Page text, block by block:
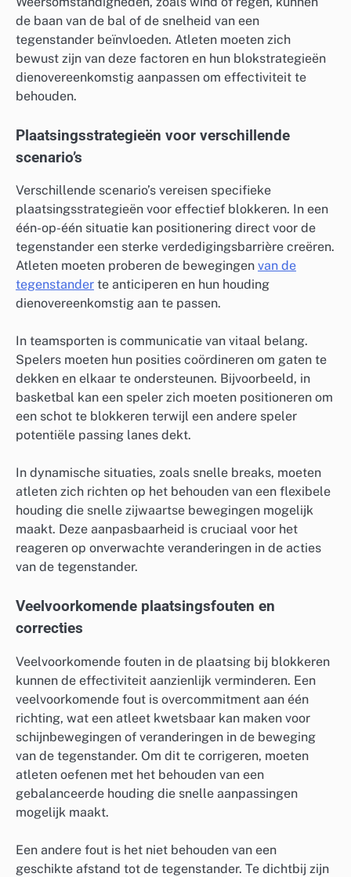
de baan van de bal of de snelheid van een
tegenstander beïnvloeden. Atleten moeten zich
bewust zijn van deze factoren en hun blokstrategieën
dienovereenkomstig aanpassen om effectiviteit te
behouden.
Plaatsingsstrategieën voor verschillende
scenario’s
Verschillende scenario’s vereisen specifieke
plaatsingsstrategieën voor effectief blokkeren. In een
één-op-één situatie kan positionering direct voor de
tegenstander een sterke verdedigingsbarrière creëren.
Atleten moeten proberen de bewegingen van de
tegenstander te anticiperen en hun houding
dienovereenkomstig aan te passen.
In teamsporten is communicatie van vitaal belang.
Spelers moeten hun posities coördineren om gaten te
dekken en elkaar te ondersteunen. Bijvoorbeeld, in
basketbal kan een speler zich moeten positioneren om
een schot te blokkeren terwijl een andere speler
potentiële passing lanes dekt.
In dynamische situaties, zoals snelle breaks, moeten
atleten zich richten op het behouden van een flexibele
houding die snelle zijwaartse bewegingen mogelijk
maakt. Deze aanpasbaarheid is cruciaal voor het
reageren op onverwachte veranderingen in de acties
van de tegenstander.
Veelvoorkomende plaatsingsfouten en
correcties
Veelvoorkomende fouten in de plaatsing bij blokkeren
kunnen de effectiviteit aanzienlijk verminderen. Een
veelvoorkomende fout is overcommitment aan één
richting, wat een atleet kwetsbaar kan maken voor
schijnbewegingen of veranderingen in de beweging
van de tegenstander. Om dit te corrigeren, moeten
atleten oefenen met het behouden van een
gebalanceerde houding die snelle aanpassingen
mogelijk maakt.
Een andere fout is het niet behouden van een
geschikte afstand tot de tegenstander. Te dichtbij zijn